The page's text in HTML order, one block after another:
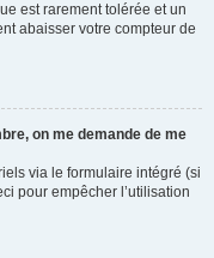
est rarement tolérée et un
abaisser votre compteur de
on me demande de me
via le formulaire intégré (si
pour empêcher l’utilisation